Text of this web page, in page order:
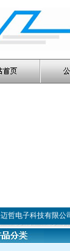
哲电子科技有限公